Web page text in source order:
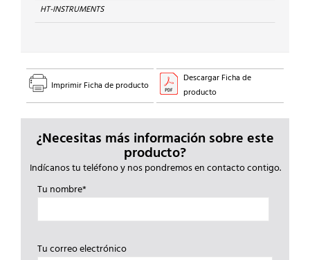
HT-INSTRUMENTS
Imprimir Ficha de producto
Descargar Ficha de
producto
¿Necesitas más información sobre este
producto?
Indícanos tu teléfono y nos pondremos en contacto contigo.
Tu nombre*
Tu correo electrónico